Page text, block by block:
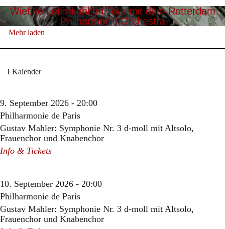
Wiebke Lehmkuhl on Tour mit dem Rotterdam
Philharmonic Orchestra
Mehr laden
Kalender
9. September 2026 - 20:00
Philharmonie de Paris
Gustav Mahler: Symphonie Nr. 3 d-moll mit Altsolo,
Frauenchor und Knabenchor
Info & Tickets
10. September 2026 - 20:00
Philharmonie de Paris
Gustav Mahler: Symphonie Nr. 3 d-moll mit Altsolo,
Frauenchor und Knabenchor